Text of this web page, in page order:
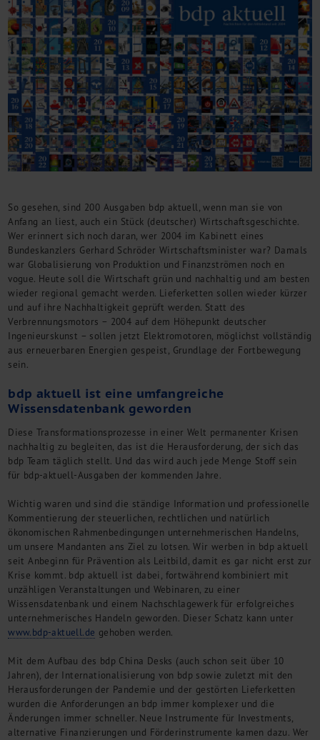
So gesehen, sind 200 Ausgaben bdp aktuell, wenn man sie von
Anfang an liest, auch ein Stück (deutscher) Wirtschaftsgeschichte.
Wer erinnert sich noch daran, wer 2004 im Kabinett eines
Bundeskanzlers Gerhard Schröder Wirtschaftsminister war? Damals
war Globalisierung von Produktion und Finanzströmen noch en
vogue. Heute soll die Wirtschaft grün und nachhaltig und am besten
wieder regional gemacht werden. Lieferketten sollen wieder kürzer
und auf ihre Nachhaltigkeit geprüft werden. Statt des
Verbrennungsmotors – 2004 auf dem Höhepunkt deutscher
Ingenieurskunst – sollen jetzt Elektromotoren, möglichst vollständig
aus erneuerbaren Energien gespeist, Grundlage der Fortbewegung
sein.
bdp aktuell ist eine umfangreiche
Wissensdatenbank geworden
Diese Transformationsprozesse in einer Welt permanenter Krisen
nachhaltig zu begleiten, das ist die Herausforderung, der sich das
bdp Team täglich stellt. Und das wird auch jede Menge Stoff sein
für bdp-aktuell-Ausgaben der kommenden Jahre.
Wichtig waren und sind die ständige Information und professionelle
Kommentierung der steuerlichen, rechtlichen und natürlich
ökonomischen Rahmenbedingungen unternehmerischen Handelns,
um unsere Mandanten ans Ziel zu lotsen. Wir werben in bdp aktuell
seit Anbeginn für Prävention als Leitbild, damit es gar nicht erst zur
Krise kommt. bdp aktuell ist dabei, fortwährend kombiniert mit
unzähligen Veranstaltungen und Webinaren, zu einer
Wissensdatenbank und einem Nachschlagewerk für erfolgreiches
unternehmerisches Handeln geworden. Dieser Schatz kann unter
www.bdp-aktuell.de gehoben werden.
Mit dem Aufbau des bdp China Desks (auch schon seit über 10
Jahren), der Internationalisierung von bdp sowie zuletzt mit den
Herausforderungen der Pandemie und der gestörten Lieferketten
wurden die Anforderungen an bdp immer komplexer und die
Änderungen immer schneller. Neue Instrumente für Investments,
alternative Finanzierungen und Förderinstrumente kamen dazu. Wer